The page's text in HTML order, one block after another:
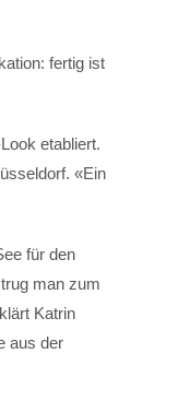
fertig ist
etabliert.
«Ein
für den
man zum
Katrin
aus der